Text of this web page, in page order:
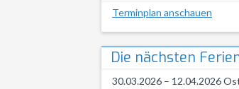
Terminplan anschauen
Die nächsten
30.03.2026 – 12.04.2026